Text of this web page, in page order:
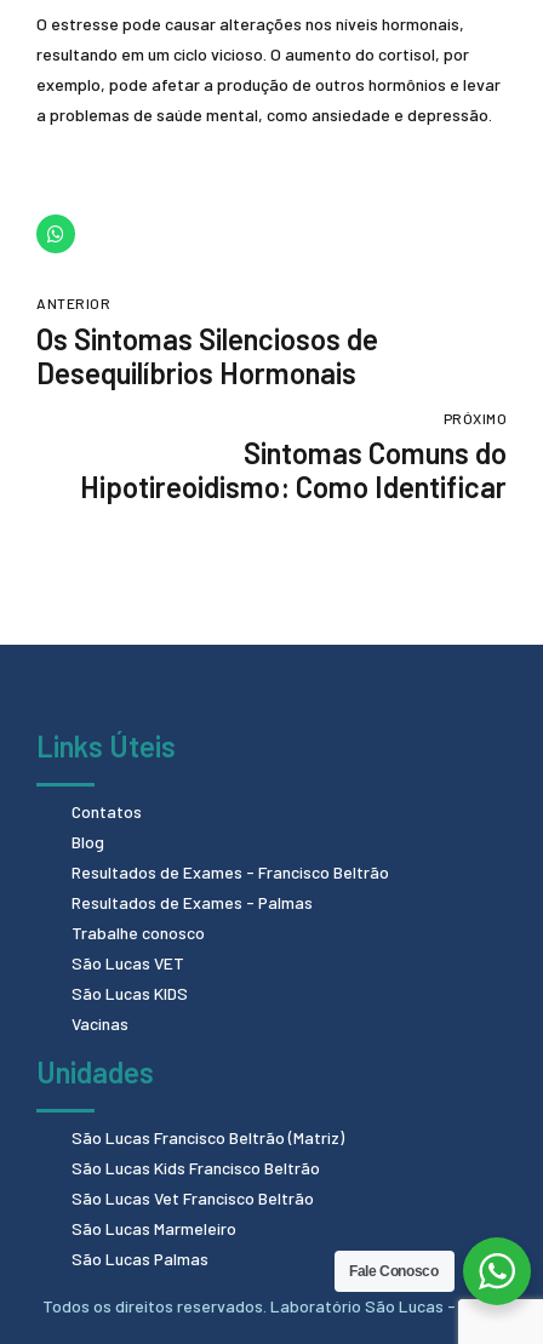
O estresse pode causar alterações nos níveis hormonais,
resultando em um ciclo vicioso. O aumento do cortisol, por
exemplo, pode afetar a produção de outros hormônios e levar
a problemas de saúde mental, como ansiedade e depressão.
ANTERIOR
Os Sintomas Silenciosos de
Desequilíbrios Hormonais
PRÓXIMO
Sintomas Comuns do
Hipotireoidismo: Como Identificar
Links Úteis
Contatos
Blog
Resultados de Exames - Francisco Beltrão
Resultados de Exames - Palmas
Trabalhe conosco
São Lucas VET
São Lucas KIDS
Vacinas
Unidades
São Lucas Francisco Beltrão (Matriz)
São Lucas Kids Francisco Beltrão
São Lucas Vet Francisco Beltrão
São Lucas Marmeleiro
São Lucas Palmas
Todos os direitos reservados. Laboratório São Lucas - 2024.
Fale Conosco